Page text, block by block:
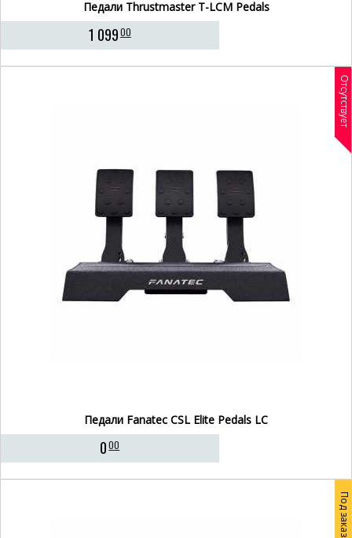
Педали Thrustmaster T-LCM Pedals
1 09900
Отсутствует
Педали Fanatec CSL Elite Pedals LC
000
Под заказ